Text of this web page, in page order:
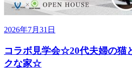
2026年7月31日
コラボ見学会☆20代夫婦の猫
クな家☆